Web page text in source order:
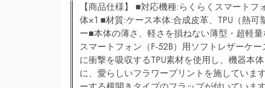
【商品仕様】 ■対応機種:らくらくスマート
体×1 ■材質:ケース本体:合成皮革、TPU（熱
ー■本体の薄さ、軽さを損ねない薄型・超軽
スマートフォン（F-52B）用ソフトレザーケ
に衝撃を吸収するTPU素材を使用し、機器本
に、愛らしいフラワープリントを施していま